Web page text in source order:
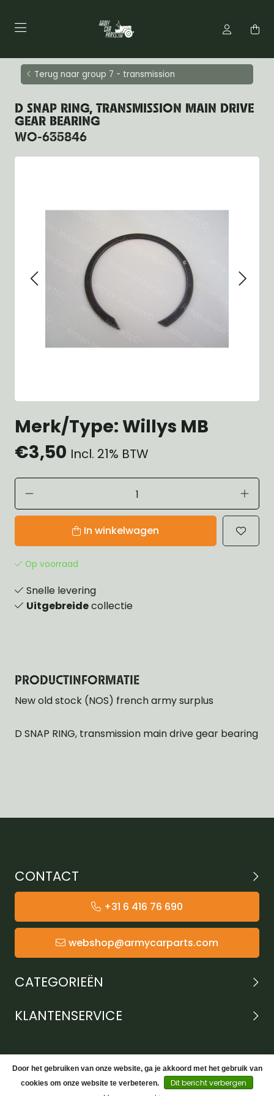
Terug naar group 7 - transmission
D SNAP RING, TRANSMISSION MAIN DRIVE
GEAR BEARING
WO-635846
Merk/Type: Willys MB
€3,50 Incl. 21% BTW
In winkelwagen
Op voorraad
Snelle levering
Uitgebreidecollectie
PRODUCTINFORMATIE
New old stock (NOS) french army surplus
D SNAP RING, transmission main drive gear bearing
CONTACT
+31 6 416 76 690
webshop@armycarparts.com
CATEGORIEËN
KLANTENSERVICE
Door het gebruiken van onze website, ga je akkoord met het gebruik van
cookies om onze website te verbeteren.
Dit bericht verbergen